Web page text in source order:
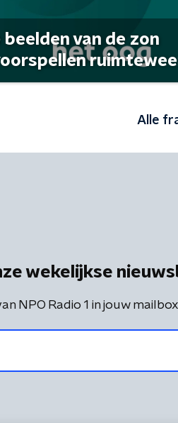
van de zon
Alle
wekelijkse
NPO Radio 1 in jouw mailbox